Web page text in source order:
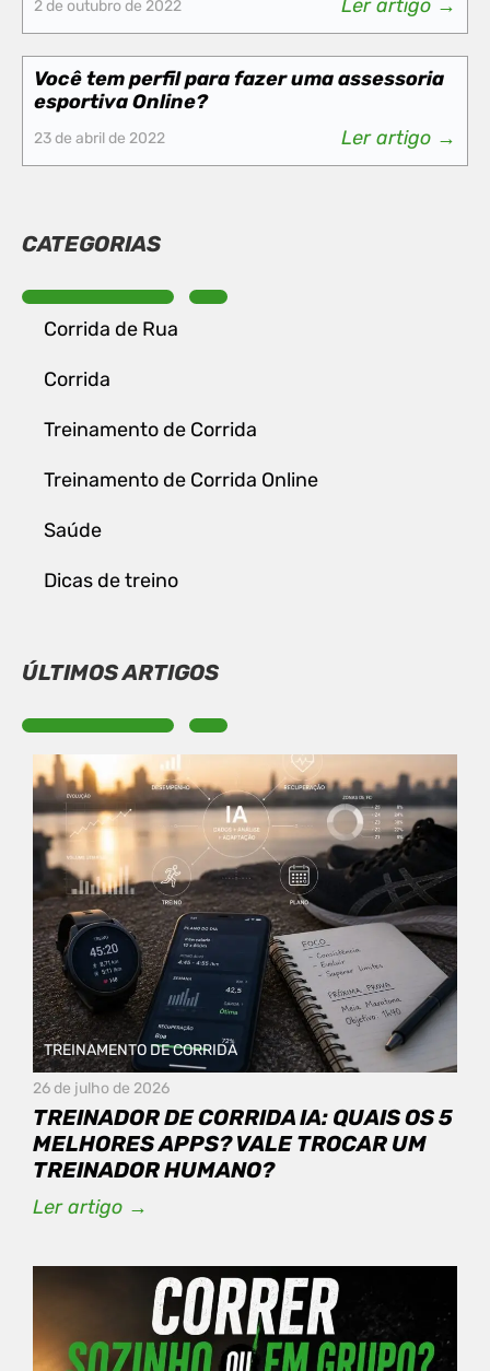
2 de outubro de 2022 Ler artigo →
Você tem perfil para fazer uma assessoria
esportiva Online?
23 de abril de 2022 Ler artigo →
CATEGORIAS
Corrida de Rua
Corrida
Treinamento de Corrida
Treinamento de Corrida Online
Saúde
Dicas de treino
ÚLTIMOS ARTIGOS
TREINAMENTO DE CORRIDA
26 de julho de 2026
TREINADOR DE CORRIDA IA: QUAIS OS 5
MELHORES APPS? VALE TROCAR UM
TREINADOR HUMANO?
Ler artigo →